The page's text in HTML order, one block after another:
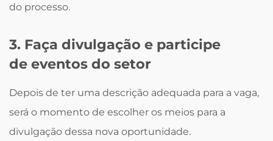
do processo.
3. Faça divulgação e participe
de eventos do setor
Depois de ter uma descrição adequada para a vaga,
será o momento de escolher os meios para a
divulgação dessa nova oportunidade.